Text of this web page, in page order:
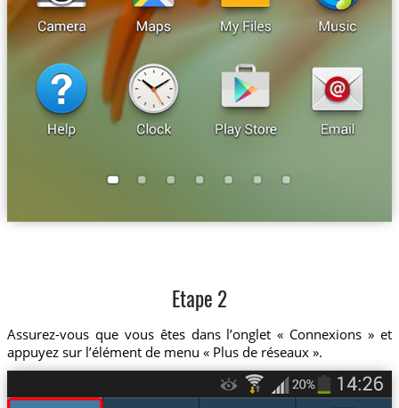
Etape 2
Assurez-vous que vous êtes dans l’onglet « Connexions » et
appuyez sur l’élément de menu « Plus de réseaux ».